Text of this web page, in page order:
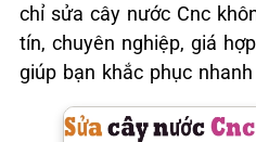
chỉ sửa cây nước Cnc
tín, chuyên nghiệp, giá
giúp bạn khắc phục